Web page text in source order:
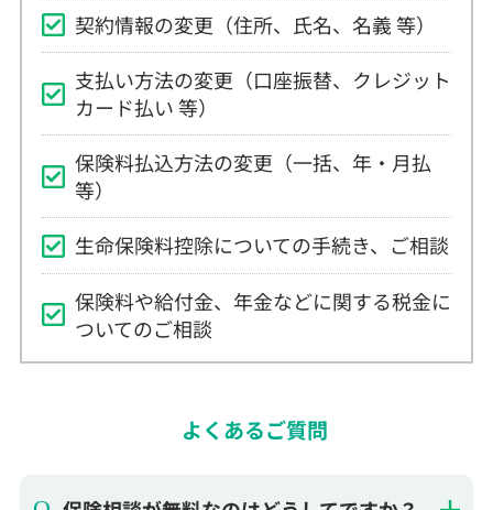
支払い方法の変更（口座振替、クレジット
カード払い 等）
保険料払込方法の変更（一括、年・月払
等）
生命保険料控除についての手続き、ご相談
保険料や給付金、年金などに関する税金に
ついてのご相談
よくあるご質問
保険相談が無料なのはどうしてですか？